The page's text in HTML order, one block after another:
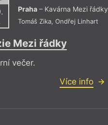
Praha– Kavárna Mezi řádky
Tomáš Zika, Ondřej Linhart
Mezi řádky
večer.
Více info